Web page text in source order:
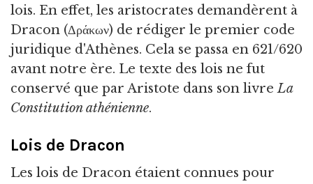
lois. En effet, les aristocrates demandèrent à
Dracon (Δράκων) de rédiger le premier code
juridique d'Athènes. Cela se passa en 621/620
avant notre ère. Le texte des lois ne fut
conservé que par Aristote dans son livreLa
Constitution athénienne.
Lois de Dracon
Les lois de Dracon étaient connues pour